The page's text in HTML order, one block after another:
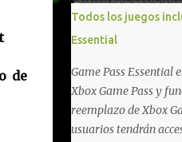
de
por acá . ¿Aún
compras? Tenemos
vídeo para que se
generales de cómo
Podes consultar un
promociones desde
tener actualizaciones
Todos los juegos
Essential
Game Pass Essential
Xbox Game Pass y
reemplazo de Xbox
usuarios tendrán